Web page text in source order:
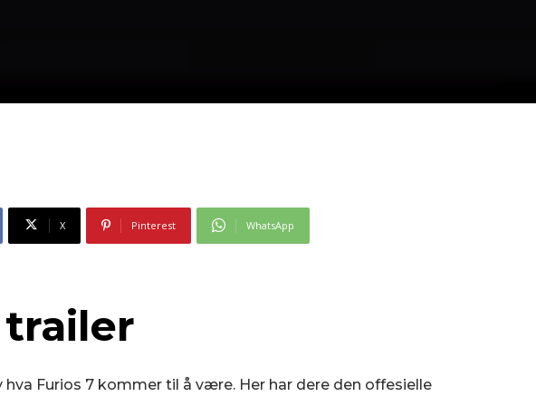
X Pinterest WhatsApp
trailer
hva Furios 7 kommer til å være. Her har dere den offesielle